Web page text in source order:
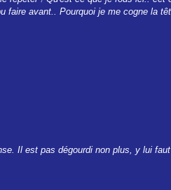
avant.. Pourquoi je me cogne la
Il est pas dégourdi non plus, y lui